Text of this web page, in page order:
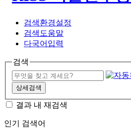
검색환경설정
검색도움말
다국어입력
검색
상세검색
결과 내 재검색
인기 검색어